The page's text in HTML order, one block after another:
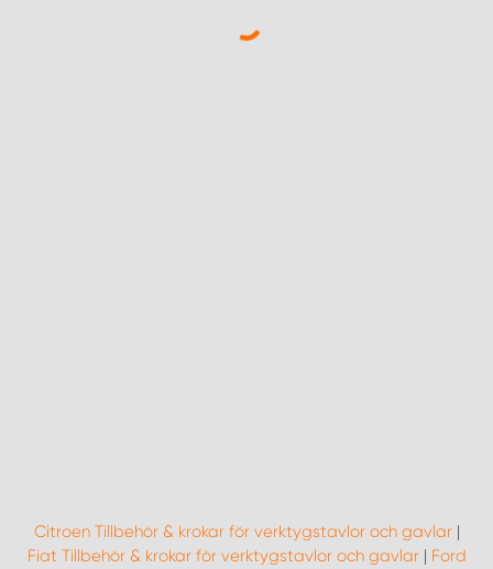
Citroen Tillbehör & krokar för verktygstavlor och gavlar|
Fiat Tillbehör & krokar för verktygstavlor och gavlar| Ford